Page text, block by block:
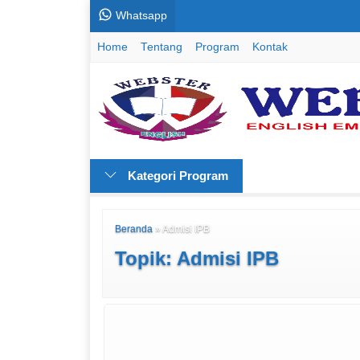
Whatsapp
Home Tentang Program Kontak
Kategori Program
Beranda » Admisi IPB
Topik: Admisi IPB